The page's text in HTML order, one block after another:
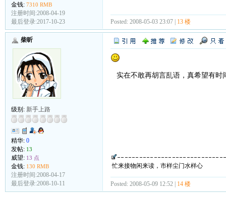
金钱: 7310 RMB
注册时间:2008-04-19
最后登录:2017-10-23
Posted: 2008-05-03 23:07 | 13 楼
柴昕
级别: 新手上路
精华: 0
发帖: 13
威望: 13 点
金钱: 130 RMB
注册时间:2008-04-17
最后登录:2008-10-11
实在不敢再胡言乱语，真希望有
忙来接物闲来读，市样尘门水样心
Posted: 2008-05-09 12:52 | 14 楼